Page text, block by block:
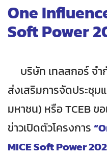
One
Soft Power
บริษัท เทลสกอร์ จำ
ส่งเสริมการจัดประชุม
มหาชน) หรือ TCEB ข
ข่าวเปิดตัวโครงการ
MICE Soft Power